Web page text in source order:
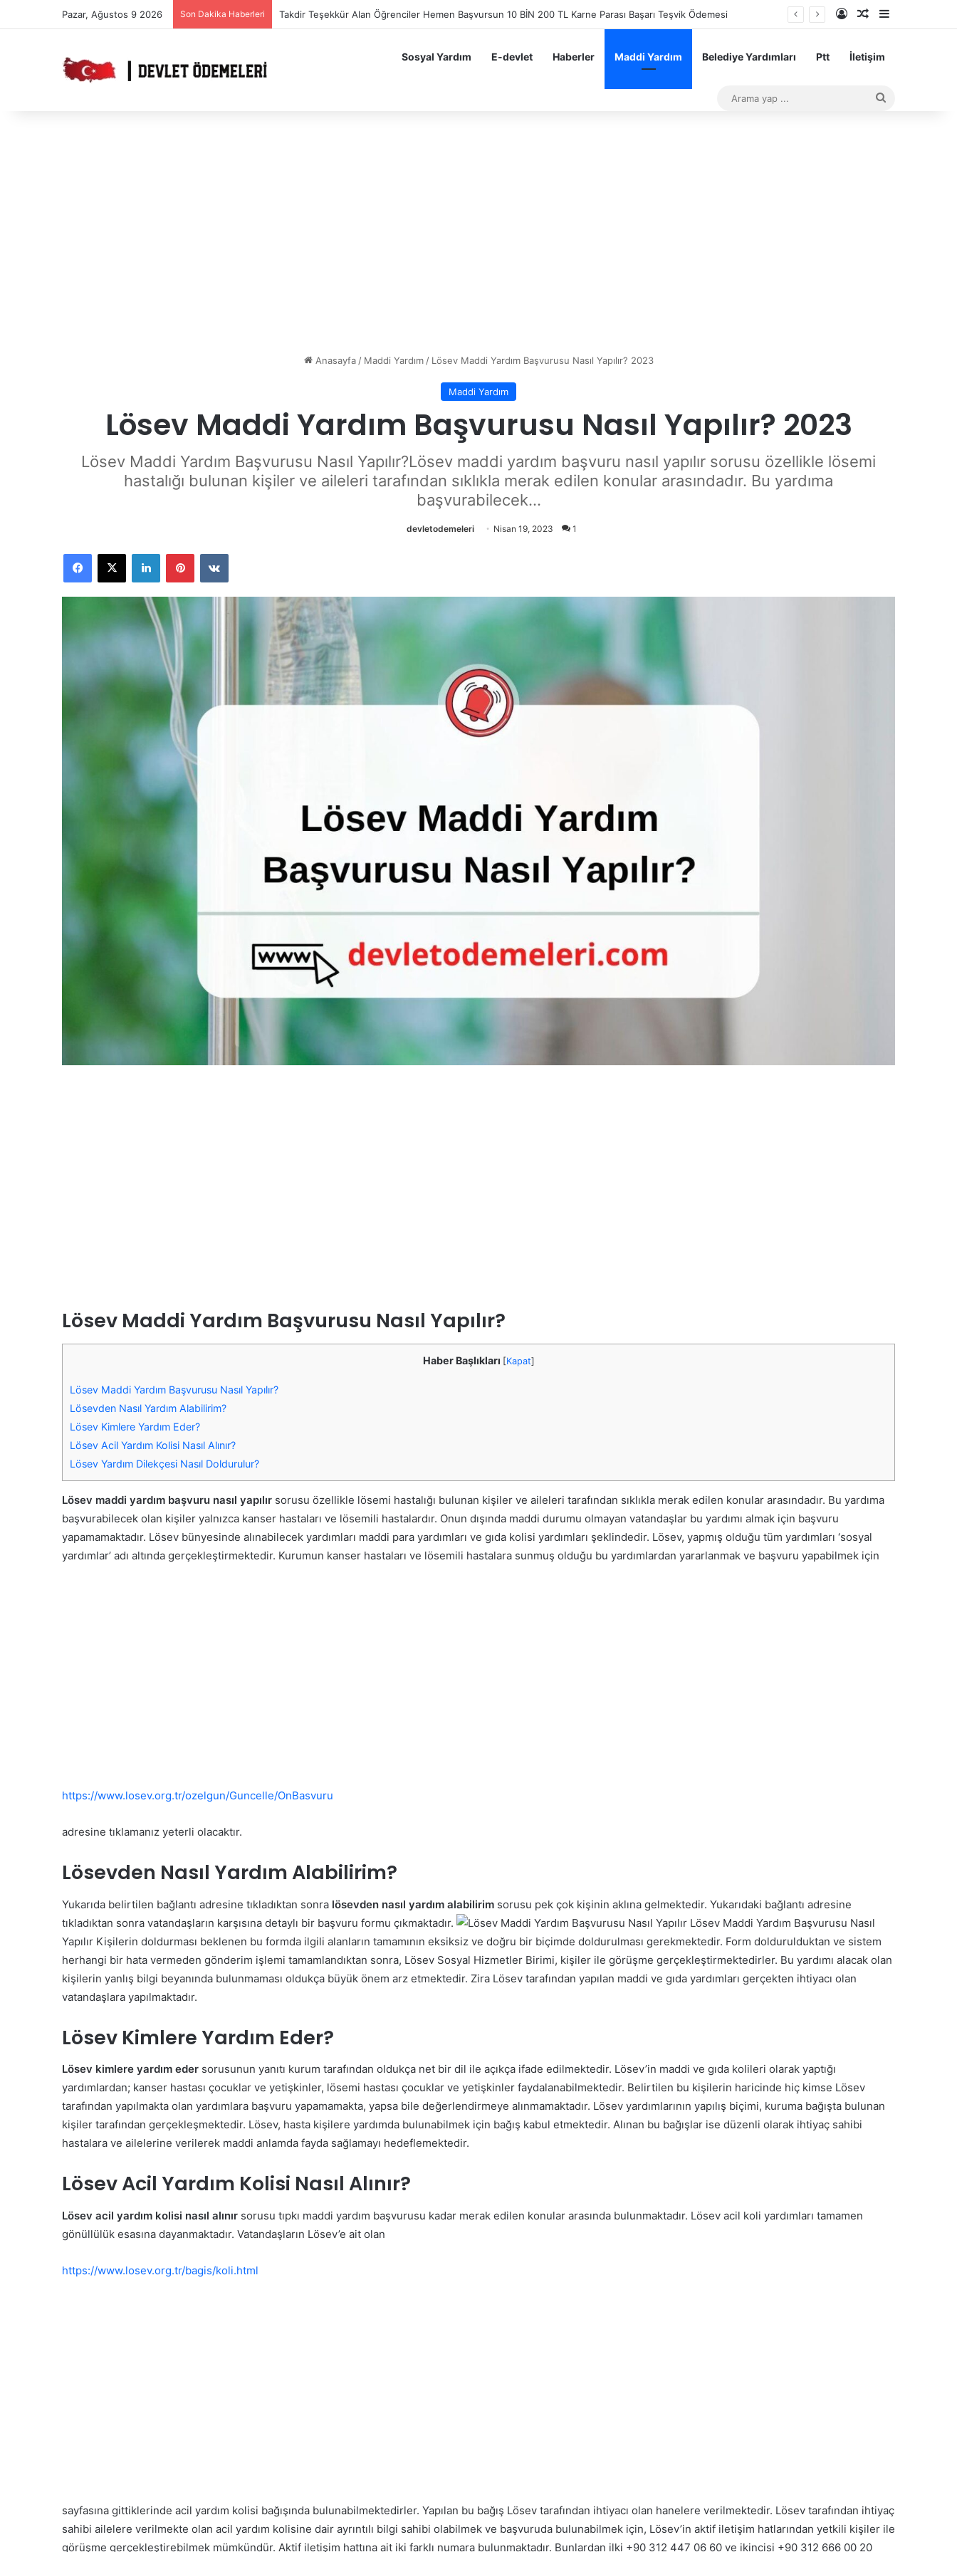
Pazar, Ağustos 9 2026 Son Dakika Haberleri Takdir Teşekkür Alan Öğrenciler Hemen Başvursun 10 BİN 200 TL Karne Parası Başarı Teşvik Ödemesi Kayıt OlRastgele Makale
Sosyal Yardım E-devlet Haberler Maddi Yardım Belediye Yardımları Ptt İletişim
Anasayfa / Maddi Yardım / Lösev Maddi Yardım Başvurusu Nasıl Yapılır? 2023
Maddi Yardım
Lösev Maddi Yardım Başvurusu Nasıl Yapılır? 2023
Lösev Maddi Yardım Başvurusu Nasıl Yapılır?Lösev maddi yardım başvuru nasıl yapılır sorusu özellikle lösemi
hastalığı bulunan kişiler ve aileleri tarafından sıklıkla merak edilen konular arasındadır. Bu yardıma
başvurabilecek...
devletodemeleri Nisan 19, 2023 1
Lösev Maddi Yardım Başvurusu Nasıl Yapılır?
Haber Başlıkları [Kapat]
Lösev Maddi Yardım Başvurusu Nasıl Yapılır?
Lösevden Nasıl Yardım Alabilirim?
Lösev Kimlere Yardım Eder?
Lösev Acil Yardım Kolisi Nasıl Alınır?
Lösev Yardım Dilekçesi Nasıl Doldurulur?
Lösev maddi yardım başvuru nasıl yapılır sorusu özellikle lösemi hastalığı bulunan kişiler ve aileleri tarafından sıklıkla merak edilen konular arasındadır. Bu yardıma
başvurabilecek olan kişiler yalnızca kanser hastaları ve lösemili hastalardır. Onun dışında maddi durumu olmayan vatandaşlar bu yardımı almak için başvuru
yapamamaktadır. Lösev bünyesinde alınabilecek yardımları maddi para yardımları ve gıda kolisi yardımları şeklindedir. Lösev, yapmış olduğu tüm yardımları ‘sosyal
yardımlar’ adı altında gerçekleştirmektedir. Kurumun kanser hastaları ve lösemili hastalara sunmuş olduğu bu yardımlardan yararlanmak ve başvuru yapabilmek için
https://www.losev.org.tr/ozelgun/Guncelle/OnBasvuru
adresine tıklamanız yeterli olacaktır.
Lösevden Nasıl Yardım Alabilirim?
Yukarıda belirtilen bağlantı adresine tıkladıktan sonra lösevden nasıl yardım alabilirim sorusu pek çok kişinin aklına gelmektedir. Yukarıdaki bağlantı adresine
tıkladıktan sonra vatandaşların karşısına detaylı bir başvuru formu çıkmaktadır.
Lösev Maddi Yardım Başvurusu Nasıl
Yapılır Kişilerin doldurması beklenen bu formda ilgili alanların tamamının eksiksiz ve doğru bir biçimde doldurulması gerekmektedir. Form doldurulduktan ve sistem
herhangi bir hata vermeden gönderim işlemi tamamlandıktan sonra, Lösev Sosyal Hizmetler Birimi, kişiler ile görüşme gerçekleştirmektedirler. Bu yardımı alacak olan
kişilerin yanlış bilgi beyanında bulunmaması oldukça büyük önem arz etmektedir. Zira Lösev tarafından yapılan maddi ve gıda yardımları gerçekten ihtiyacı olan
vatandaşlara yapılmaktadır.
Lösev Kimlere Yardım Eder?
Lösev kimlere yardım eder sorusunun yanıtı kurum tarafından oldukça net bir dil ile açıkça ifade edilmektedir. Lösev’in maddi ve gıda kolileri olarak yaptığı
yardımlardan; kanser hastası çocuklar ve yetişkinler, lösemi hastası çocuklar ve yetişkinler faydalanabilmektedir. Belirtilen bu kişilerin haricinde hiç kimse Lösev
tarafından yapılmakta olan yardımlara başvuru yapamamakta, yapsa bile değerlendirmeye alınmamaktadır. Lösev yardımlarının yapılış biçimi, kuruma bağışta bulunan
kişiler tarafından gerçekleşmektedir. Lösev, hasta kişilere yardımda bulunabilmek için bağış kabul etmektedir. Alınan bu bağışlar ise düzenli olarak ihtiyaç sahibi
hastalara ve ailelerine verilerek maddi anlamda fayda sağlamayı hedeflemektedir.
Lösev Acil Yardım Kolisi Nasıl Alınır?
Lösev acil yardım kolisi nasıl alınır sorusu tıpkı maddi yardım başvurusu kadar merak edilen konular arasında bulunmaktadır. Lösev acil koli yardımları tamamen
gönüllülük esasına dayanmaktadır. Vatandaşların Lösev’e ait olan
https://www.losev.org.tr/bagis/koli.html
sayfasına gittiklerinde acil yardım kolisi bağışında bulunabilmektedirler. Yapılan bu bağış Lösev tarafından ihtiyacı olan hanelere verilmektedir. Lösev tarafından ihtiyaç
sahibi ailelere verilmekte olan acil yardım kolisine dair ayrıntılı bilgi sahibi olabilmek ve başvuruda bulunabilmek için, Lösev’in aktif iletişim hatlarından yetkili kişiler ile
görüşme gerçekleştirebilmek mümkündür. Aktif iletişim hattına ait iki farklı numara bulunmaktadır. Bunlardan ilki +90 312 447 06 60 ve ikincisi +90 312 666 00 20